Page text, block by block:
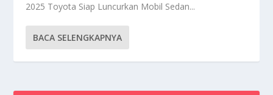
2025 Toyota Siap Luncurkan Mobil Sedan...
BACA SELENGKAPNYA